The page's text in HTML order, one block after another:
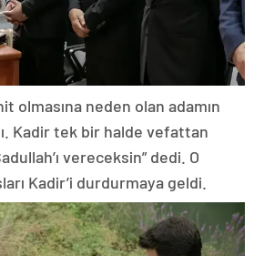
olmasına neden olan adamın
Kadir tek bir halde vefattan
vereceksin” dedi. O
Kadir’i durdurmaya geldi.